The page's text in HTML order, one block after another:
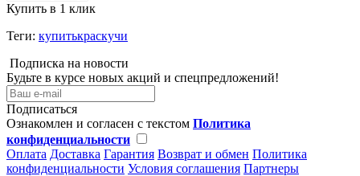
Купить в 1 клик
Теги: купитькраскучи
Подписка на новости
Будьте в курсе новых акций и спецпредложений!
Подписаться
Ознакомлен и согласен с текстом Политика
конфиденциальности
Оплата Доставка Гарантия Возврат и обмен Политика
конфиденциальности Условия соглашения Партнеры